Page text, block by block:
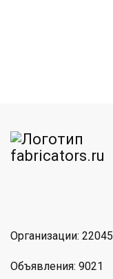
Организации: 22045
Объявления: 9021